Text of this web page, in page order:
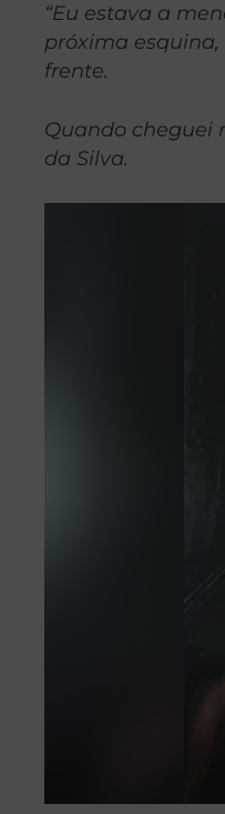
“Eu estava a
próxima
frente.
Quando cheguei
da Silva.